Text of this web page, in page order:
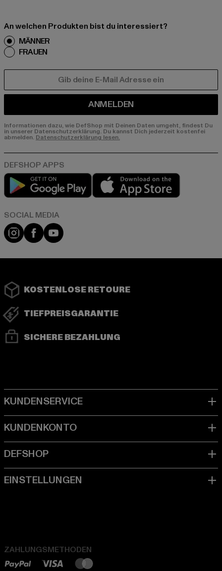
An welchen Produkten bist du interessiert?
MÄNNER
FRAUEN
ANMELDEN
Informationen dazu, wie DefShop mit Deinen Daten umgeht, findest Du
in unserer Datenschutzerklärung. Du kannst Dich jederzeit kostenfei
abmelden. Datenschutzerklärung lesen.
Play market
Instagram
FacebookYouTube
KOSTENLOSE RETOURE
TIEFPREISGARANTIE
SICHERE BEZAHLUNG
ZAHLUNGSMETHODEN